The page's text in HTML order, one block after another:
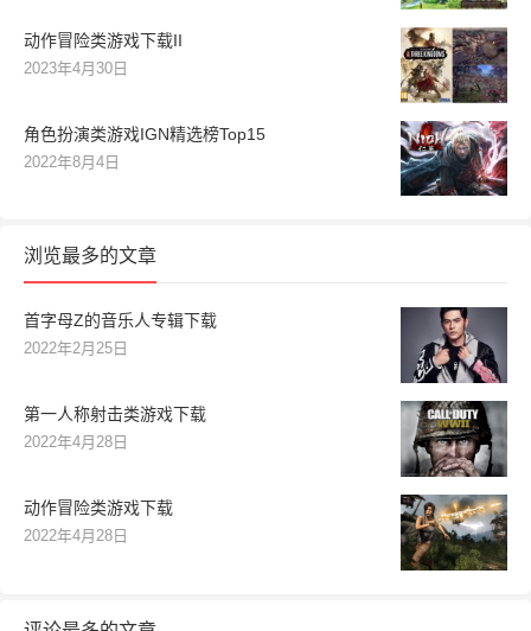
动作冒险类游戏下载II
2023年4月30日
角色扮演类游戏IGN精选榜Top15
2022年8月4日
浏览最多的文章
首字母Z的音乐人专辑下载
2022年2月25日
第一人称射击类游戏下载
2022年4月28日
动作冒险类游戏下载
2022年4月28日